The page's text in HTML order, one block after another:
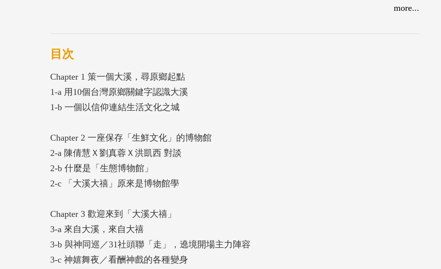
典。最後透過各角度的觀點與立場重新觀看，會發現在「大溪大禧」經驗的一切，便是臺灣信
more...
目次
Chapter 1 策一個大溪，尋原鄉起點
1-a 用10個台灣原鄉關鍵字認識大溪
1-b 一個以信仰連結生活文化之城
Chapter 2 一座保存「生鮮文化」的博物館
2-a 陳倩慧Ｘ劉真蓉Ｘ洪凱西 對談
2-b 什麼是「生態博物館」
2-c 「大溪大禧」原來是博物館學
Chapter 3 歡迎來到「大溪大禧」
3-a 來自大溪，來自大禧
3-b 與神同巡／31社頭聯「走」，遶境開場主力陣容
3-c 神嬉舞夜／看酬神戲的各種變身